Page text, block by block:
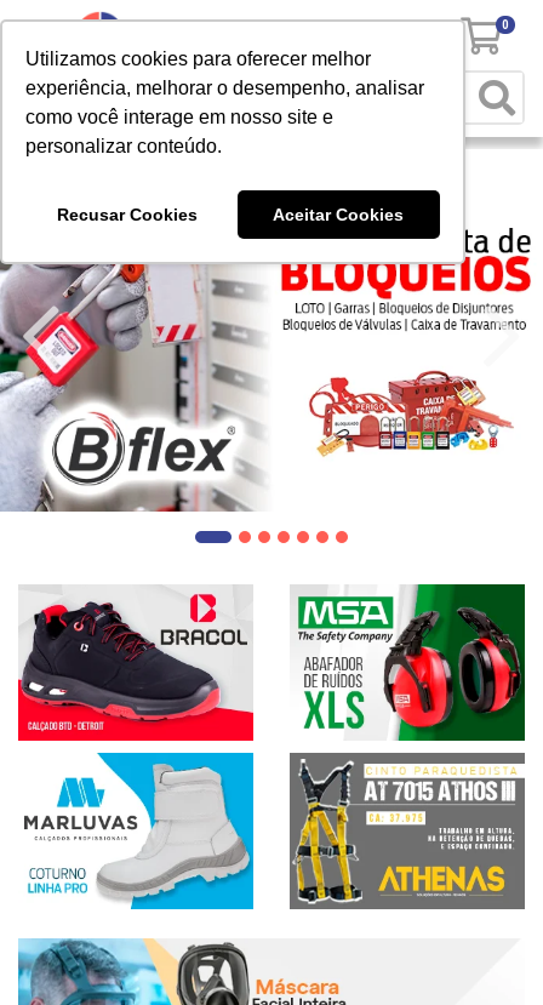
Utilizamos cookies para oferecer melhor
experiência, melhorar o desempenho, analisar
como você interage em nosso site e
personalizar conteúdo.
Recusar Cookies Aceitar Cookies
0